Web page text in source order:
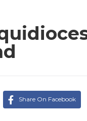
Share On Facebook